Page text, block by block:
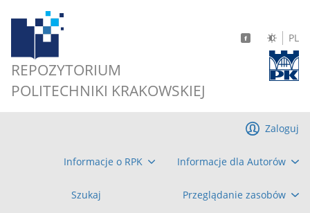
REPOZYTORIUM
POLITECHNIKI KRAKOWSKIEJ
PL
Informacje o RPK Informacje dla Autorów
Szukaj Przeglądanie zasobów
Zaloguj